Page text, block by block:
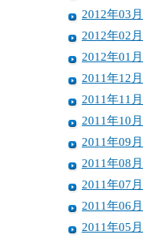
2012年03月
2012年02月
2012年01月
2011年12月
2011年11月
2011年10月
2011年09月
2011年08月
2011年07月
2011年06月
2011年05月